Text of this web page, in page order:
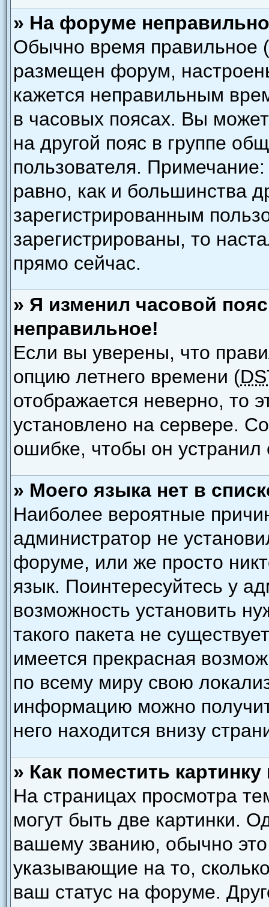
» На форуме
Обычно время правильное
размещен форум,
кажется неправильным
в часовых поясах. Вы
на другой пояс в группе
пользователя.
равно, как и большинства
зарегистрированным
зарегистрированы, то
прямо сейчас.
» Я изменил часовой
неправильное!
Если вы уверены, что
опцию летнего времени (
отображается неверно, то
установлено на сервере.
ошибке, чтобы он устранил
» Моего языка нет в
Наиболее вероятные
администратор не
форуме, или же просто
язык. Поинтересуйтесь у
возможность установить
такого пакета не
имеется прекрасная
по всему миру свою
информацию можно
него находится внизу
» Как поместить
На страницах просмотра
могут быть две картинки.
вашему званию, обычно это
указывающие на то,
ваш статус на форуме.